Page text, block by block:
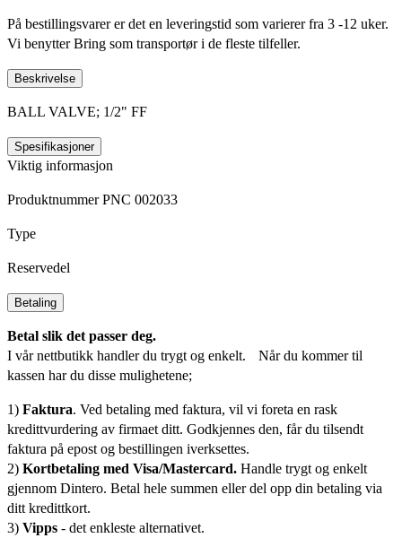
På bestillingsvarer er det en leveringstid som varierer fra 3 -12 uker.
Vi benytter Bring som transportør i de fleste tilfeller.
Beskrivelse
BALL VALVE; 1/2" FF
Spesifikasjoner
Viktig informasjon
Produktnummer PNC 002033
Type
Reservedel
Betaling
Betal slik det passer deg.
I vår nettbutikk handler du trygt og enkelt. Når du kommer til
kassen har du disse mulighetene;
1) Faktura. Ved betaling med faktura, vil vi foreta en rask
kredittvurdering av firmaet ditt. Godkjennes den, får du tilsendt
faktura på epost og bestillingen iverksettes.
2) Kortbetaling med Visa/Mastercard. Handle trygt og enkelt
gjennom Dintero. Betal hele summen eller del opp din betaling via
ditt kredittkort.
3) Vipps - det enkleste alternativet.